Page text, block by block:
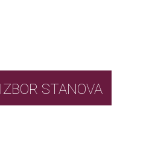
NAZAD NA IZBOR STANOVA